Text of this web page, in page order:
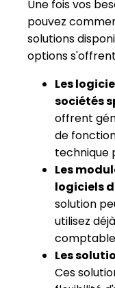
Une fois vos
pouvez
solutions
options
Les
sociétés
offrent
de
technique
Les
logiciels
solution
utilisez
Les
Ces